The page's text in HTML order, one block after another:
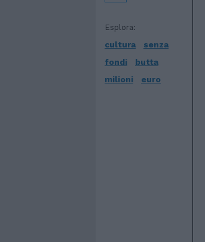
Esplora:
cultura
senza
fondi
butta
milioni
euro